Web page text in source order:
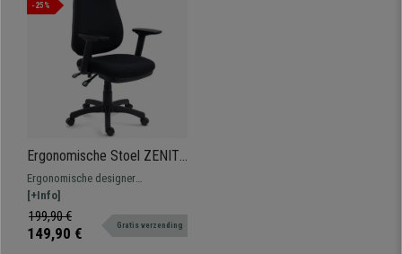
-25%
Ergonomische Stoel ZENIT,
Verstelbare Rugleuning,
Verstelbare Armleuningen,
Uitstekende Bekleding,
Zwart
Ergonomische designer
bureaustoel, Zeer comfortabel,
met elegante afwerking.
[+Info]
199,90 €
149,90 € Gratis verzending